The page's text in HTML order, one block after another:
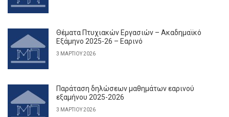
Θέματα Πτυχιακών Εργασιών – Ακαδημαϊκό
Εξάμηνο 2025-26 – Εαρινό
3 ΜΑΡΤΊΟΥ 2026
Παράταση δηλώσεων μαθημάτων εαρινού
εξαμήνου 2025-2026
3 ΜΑΡΤΊΟΥ 2026